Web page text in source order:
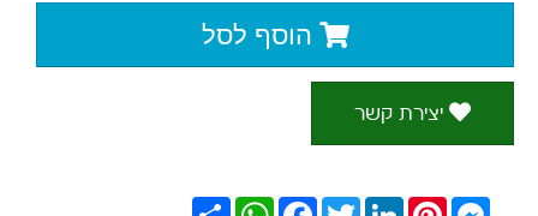
הוסף לסל
יצירת קשר
שתף
WhatsAppFacebook TwitterLinkedInPinterest
Messenger